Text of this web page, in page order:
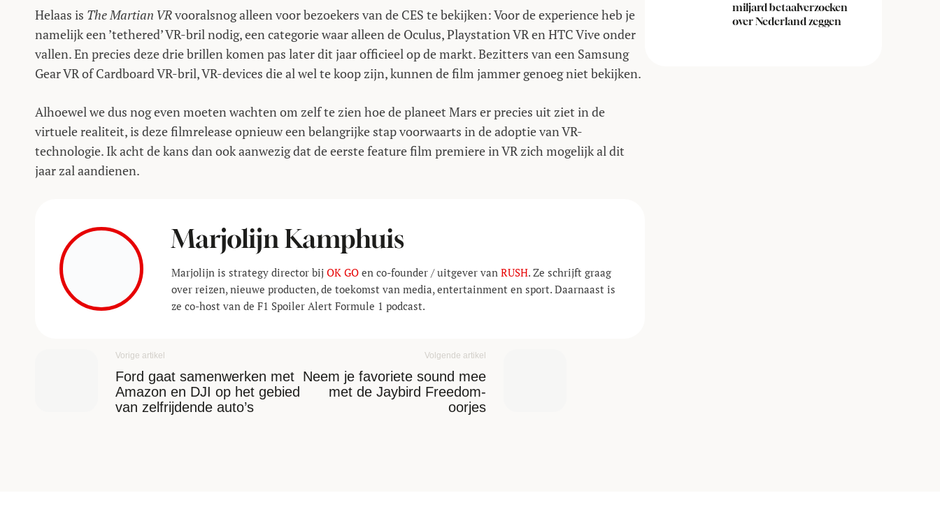
Helaas is The Martian VRvooralsnog alleen voor bezoekers van de CES te bekijken: Voor de experience heb je
namelijk een ’tethered’ VR-bril nodig, een categorie waar alleen de Oculus, Playstation VR en HTC Vive onder
vallen. En precies deze drie brillen komen pas later dit jaar officieel op de markt. Bezitters van een Samsung
Gear VR of Cardboard VR-bril, VR-devices die al wel te koop zijn, kunnen de film jammer genoeg niet bekijken.
Alhoewel we dus nog even moeten wachten om zelf te zien hoe de planeet Mars er precies uit ziet in de
virtuele realiteit, is deze filmrelease opnieuw een belangrijke stap voorwaarts in de adoptie van VR-
technologie. Ik acht de kans dan ook aanwezig dat de eerste feature film premiere in VR zich mogelijk al dit
jaar zal aandienen.
Marjolijn Kamphuis
Marjolijn is strategy director bijOK GO en co-founder / uitgever vanRUSH. Ze schrijft graag
over reizen, nieuwe producten, de toekomst van media, entertainment en sport. Daarnaast is
ze co-host van de F1 Spoiler Alert Formule 1 podcast.
Vorige artikel
Ford gaat samenwerken met
Amazon en DJI op het gebied
van zelfrijdende auto’s
Volgende artikel
Neem je favoriete sound mee
met de Jaybird Freedom-
oorjes
miljard betaalverzoeken
over Nederland zeggen